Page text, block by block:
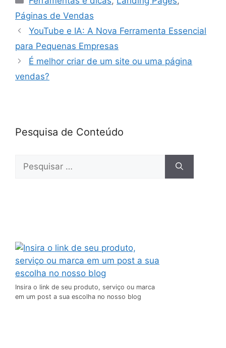
e
b
o
o
k
er e
dI
n
A
p
p
Páginas de Vendas
YouTube e IA: A Nova Ferramenta Essencial
para Pequenas Empresas
É melhor criar de um site ou uma página
vendas?
Pesquisa de Conteúdo
Insira o link de seu produto, serviço ou marca
em um post a sua escolha no nosso blog